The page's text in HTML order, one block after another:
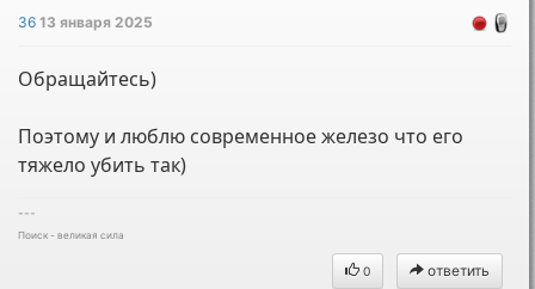
3613 января 2025
Обращайтесь)
Поэтому и люблю современное железо что его
тяжело убить так)
---
Поиск - великая сила
0 ответить